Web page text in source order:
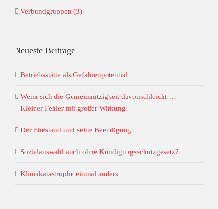
Verbundgruppen (3)
Neueste Beiträge
Betriebsstätte als Gefahrenpotential
Wenn sich die Gemeinnützigkeit davonschleicht …
Kleiner Fehler mit großer Wirkung!
Der Ehestand und seine Beendigung
Sozialauswahl auch ohne Kündigungsschutzgesetz?
Klimakatastrophe einmal anders